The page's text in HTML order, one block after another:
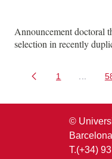
Announcement doctoral
selection in recently
Página
1
©
Barcelona
T.(+34)